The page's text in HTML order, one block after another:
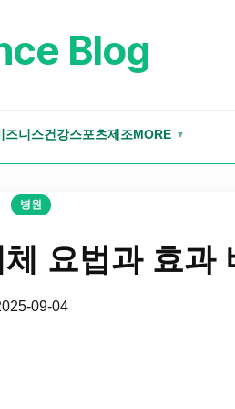
Blog
즈니스건강스포츠제조MORE ▼
병원
요법과 효과
09-04